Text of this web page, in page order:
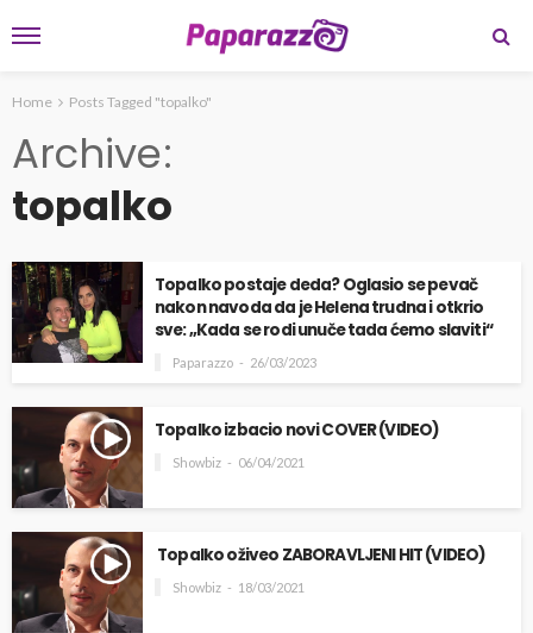
Home Posts Tagged "topalko"
Archive
topalko
Topalko postaje deda? Oglasio se pevač
nakon navoda da je Helena trudna i otkrio
sve: „Kada se rodi unuče tada ćemo slaviti“
Paparazzo 26/03/2023
Topalko izbacio novi COVER (VIDEO)
Showbiz 06/04/2021
Topalko oživeo ZABORAVLJENI HIT (VIDEO)
Showbiz 18/03/2021